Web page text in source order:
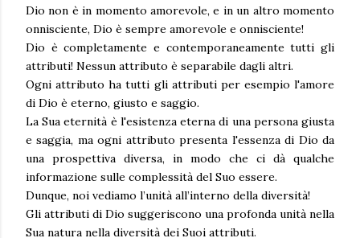
Dio non è in momento amorevole, e in un altro momento
onnisciente, Dio è sempre amorevole e onnisciente!
Dio è completamente e contemporaneamente tutti gli
attributi! Nessun attributo è separabile dagli altri.
Ogni attributo ha tutti gli attributi per esempio l'amore
di Dio è eterno, giusto e saggio.
La Sua eternità è l'esistenza eterna di una persona giusta
e saggia, ma ogni attributo presenta l'essenza di Dio da
una prospettiva diversa, in modo che ci dà qualche
informazione sulle complessità del Suo essere.
Dunque, noi vediamo l’unità all’interno della diversità!
Gli attributi di Dio suggeriscono una profonda unità nella
Sua natura nella diversità dei Suoi attributi.